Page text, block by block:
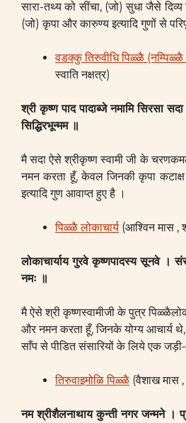
सारा-तथ्य को सींचा, (जो) सुधा जैसे दिव्य
(जो) कृपा और कारुण्य इत्यादि गुणों से
वडक्कु तिरुवीधि पिळ्ळै (नम्पिळ्ळै
स्वाति नक्षत्र)
श्री कृष्ण पाद पादाब्जे नमामि सिरसा
सिद्धिरभून्मम ॥
मै सदा ऐसे श्रीकृष्ण स्वामी जी के
नमन करता हूँ, केवल जिनकी कृपा कटाक्ष
इत्यादि गुण आवाप्त हुए है ।
पिळ्ळै लोकाचार्य (आश्विन मास ,
लोकाचार्याय गुरवे कृष्णपादस्य सूनवे ।
नमः ॥
मै ऐसे श्री कृष्णस्वामीजी के पुत्र
और नमन करता हूँ, जिनके योग्य आचार्य
साँप से पीडित संसारियों के लिये एक
तिरुवाइमोळि पिळ्ळै (वैशाख मास ,
नम श्रीशैलनाथाय कुन्ती नगर जन्मने ।